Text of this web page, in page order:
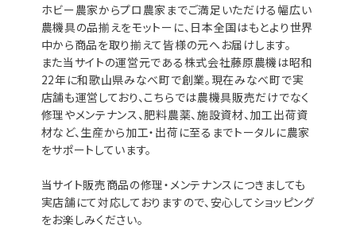
ホビー農家からプロ農家までご満足いただける幅広い
農機具の品揃えをモットーに、日本全国はもとより世界
中から商品を取り揃えて皆様の元へお届けします。
また当サイトの運営元である株式会社藤原農機は昭和
22年に和歌山県みなべ町で創業。現在みなべ町で実
店舗も運営しており、こちらでは農機具販売だけでなく
修理やメンテナンス、肥料農薬、施設資材、加工出荷資
材など、生産から加工・出荷に至るまでトータルに農家
をサポートしています。
当サイト販売商品の修理・メンテナンスにつきましても
実店舗にて対応しておりますので、安心してショッピング
をお楽しみください。